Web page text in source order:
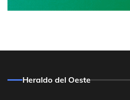
Heraldo del Oeste